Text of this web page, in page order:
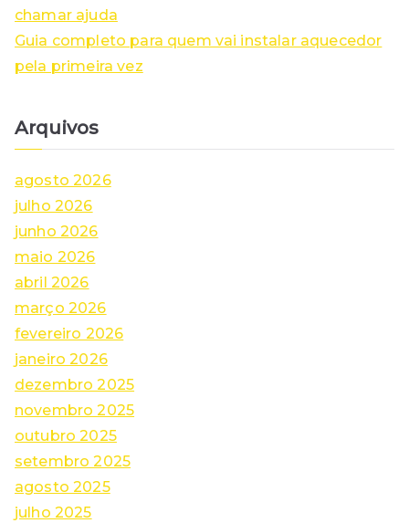
chamar ajuda
Guia completo para quem vai instalar aquecedor
pela primeira vez
Arquivos
agosto 2026
julho 2026
junho 2026
maio 2026
abril 2026
março 2026
fevereiro 2026
janeiro 2026
dezembro 2025
novembro 2025
outubro 2025
setembro 2025
agosto 2025
julho 2025